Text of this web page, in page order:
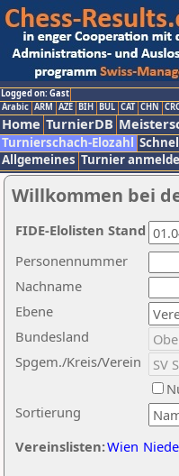
Logged on: Gast
Arabic ARM AZE BIH BUL CAT CHN
Home TurnierDB
Turnierschach-Elozahl
Allgemeines Turnier
Willkommen bei
Nachname
Ebene
Sortierung
Personennummer
Bundesland
Spgem./Kreis/Verein
Vereinslisten:Wien
FIDE-Elolisten Stand